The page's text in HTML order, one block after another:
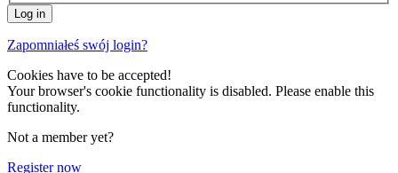
Zapomniałeś swój login?
Cookies have to be accepted!
Your browser's cookie functionality is disabled. Please enable this
functionality.
Not a member yet?
Register now